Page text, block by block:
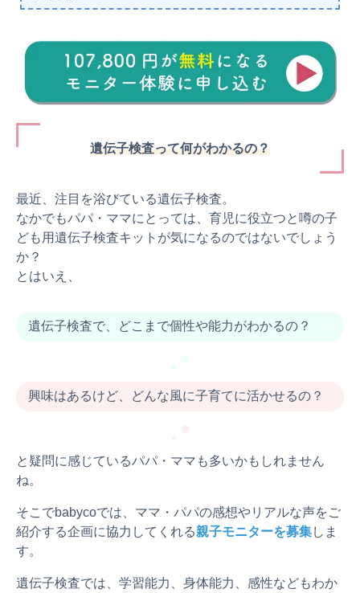
遺伝子検査って何がわかるの？
最近、注目を浴びている遺伝子検査。
なかでもパパ・ママにとっては、育児に役立つと噂の子
ども用遺伝子検査キットが気になるのではないでしょう
か？
とはいえ、
遺伝子検査で、どこまで個性や能力がわかるの？
興味はあるけど、どんな風に子育てに活かせるの？
と疑問に感じているパパ・ママも多いかもしれません
ね。
そこでbabycoでは、ママ・パパの感想やリアルな声をご
紹介する企画に協力してくれる親子モニターを募集しま
す。
遺伝子検査では、学習能力、身体能力、感性などもわか